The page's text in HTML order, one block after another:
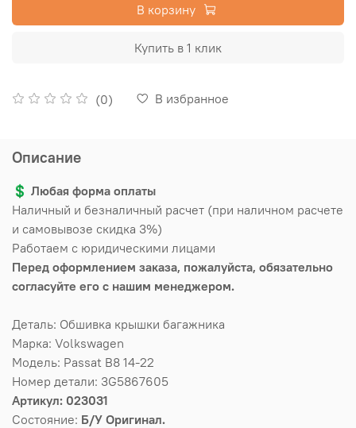
(0) В избранное
В корзину
Купить в 1 клик
Описание
💲 Любая форма оплаты
Наличный и безналичный расчет (при наличном расчете
и самовывозе скидка 3%)
Работаем с юридическими лицами
Перед оформлением заказа, пожалуйста, обязательно
согласуйте его с нашим менеджером.
Деталь: Обшивка крышки багажника
Марка: Volkswagen
Модель: Passat B8 14-22
Номер детали: 3G5867605
Артикул: 023031
Состояние: Б/У Оригинал.